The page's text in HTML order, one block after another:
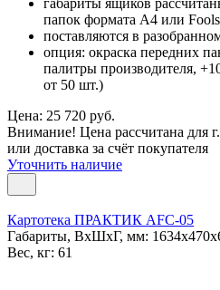
габариты ящиков
папок формата А4 или
поставляются в
опция: окраска передних
палитры производителя,
от 50 шт.)
Цена: 25 720 руб.
Внимание! Цена рассчитана для
или доставка за счёт покупателя
Уточнить наличие
Картотека ПРАКТИК AFC-05
Габариты, ВxШxГ, мм:
Вес, кг: 61